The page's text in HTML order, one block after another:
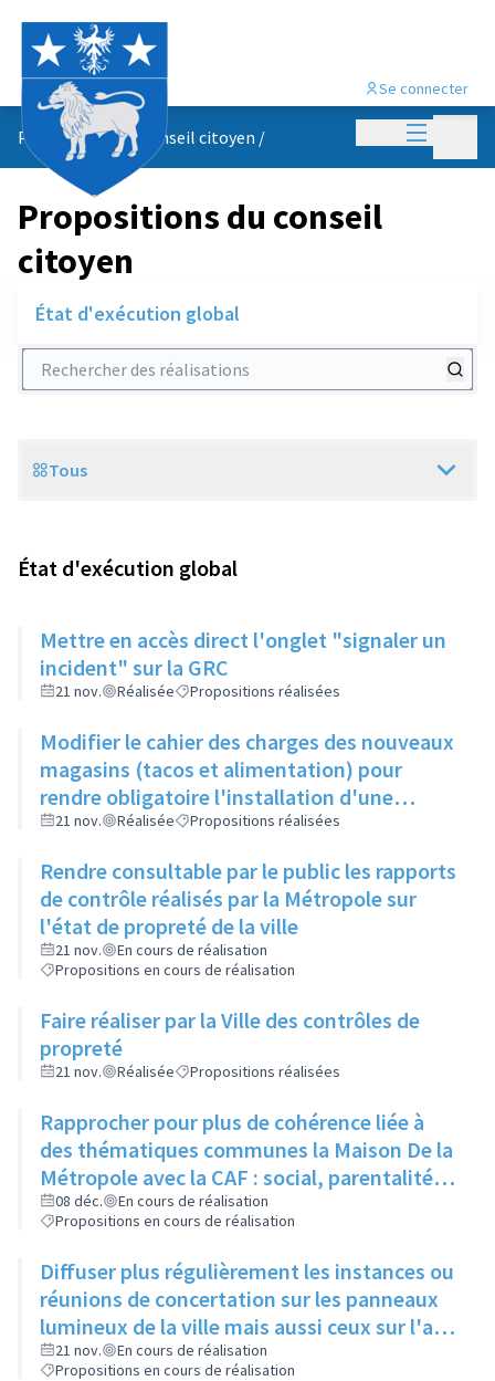
Menu
Se connecter
Propositions du conseil citoyen /
Propositions du conseil
citoyen
État d'exécution global
Rechercher des réalisations
Scope
Tous
État d'exécution global
Mettre en accès direct l'onglet "signaler un
incident" sur la GRC
21 nov. Réalisée Propositions réalisées
Modifier le cahier des charges des nouveaux
magasins (tacos et alimentation) pour
rendre obligatoire l'installation d'une
poubelle de taille suffisante, son vidage et le
21 nov. Réalisée Propositions réalisées
Rendre consultable par le public les rapports
de contrôle réalisés par la Métropole sur
l'état de propreté de la ville
21 nov.
En cours de réalisation
Propositions en cours de réalisation
Faire réaliser par la Ville des contrôles de
propreté
21 nov. Réalisée Propositions réalisées
Rapprocher pour plus de cohérence liée à
des thématiques communes la Maison De la
Métropole avec la CAF : social, parentalité,
insertion, handicap
08 déc.
En cours de réalisation
Propositions en cours de réalisation
Diffuser plus régulièrement les instances ou
réunions de concertation sur les panneaux
lumineux de la ville mais aussi ceux sur l'axe
Strasbourg
21 nov.
En cours de réalisation
Propositions en cours de réalisation